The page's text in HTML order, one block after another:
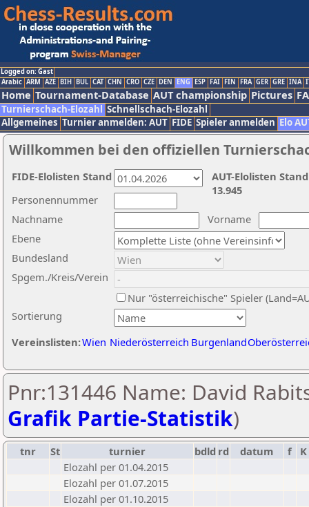
Logged on: Gast
Arabic ARM AZE BIH BUL CAT CHN CRO CZE DEN ENG ESP FAI FIN FRA GER GRE INA
Home Tournament-Database AUT championship Pictures
Turnierschach-Elozahl Schnellschach-Elozahl
Allgemeines Turnier anmelden: AUT FIDE Spieler anmelden Elo
Willkommen bei den offiziellen
Nachname
Vorname
Ebene
Sortierung
Personennummer
Bundesland
Spgem./Kreis/Verein
Nur "österreichische" Spieler
Vereinslisten:Wien Niederösterreich Burgenland
AUT-Elolisten
13.945
FIDE-Elolisten Stand
Pnr:131446 Name: David
Grafik Partie-Statistik)
tnr St turnier bdld rd datum f
K
Elozahl per 01.04.2015
Elozahl per 01.07.2015
Elozahl per 01.10.2015